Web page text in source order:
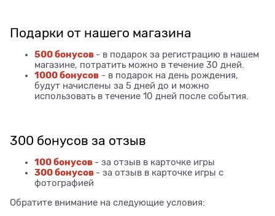
Подарки от нашего магазина
500 бонусов - в подарок за регистрацию в нашем
магазине, потратить можно в течение 30 дней.
1000 бонусов - в подарок на день рождения,
будут начислены за 5 дней до и можно
использовать в течение 10 дней после события.
300 бонусов за отзыв
100 бонусов - за отзыв в карточке игры
300 бонусов - за отзыв в карточке игры с
фотографией
Обратите внимание на следующие условия: